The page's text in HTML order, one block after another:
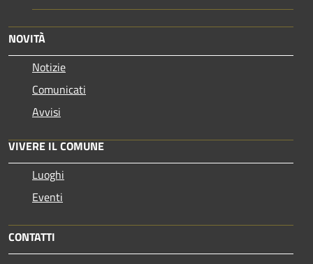
NOVITÀ
Notizie
Comunicati
Avvisi
VIVERE IL COMUNE
Luoghi
Eventi
CONTATTI